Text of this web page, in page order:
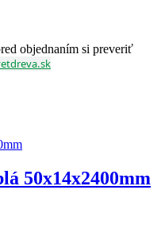
objednaním si preveriť
50x14x2400mm